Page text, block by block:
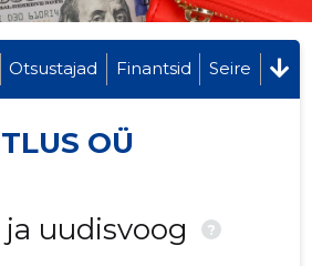
Otsustajad Finantsid Seire
OÜ
uudisvoog ?